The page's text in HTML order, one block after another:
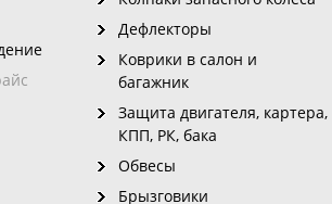
Дефлекторы
Коврики в салон и
багажник
Защита двигателя, картера,
КПП, РК, бака
Обвесы
Брызговики